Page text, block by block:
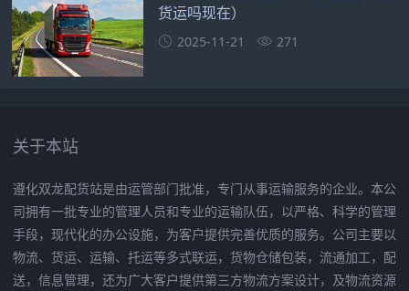
货运吗现在）
2025-11-21 271
关于本站
遵化双龙配货站是由运管部门批准，专门从事运输服务的企业。本公
司拥有一批专业的管理人员和专业的运输队伍，以严格、科学的管理
手段，现代化的办公设施，为客户提供完善优质的服务。公司主要以
物流、货运、运输、托运等多式联运，货物仓储包装，流通加工，配
送，信息管理，还为广大客户提供第三方物流方案设计，及物流资源